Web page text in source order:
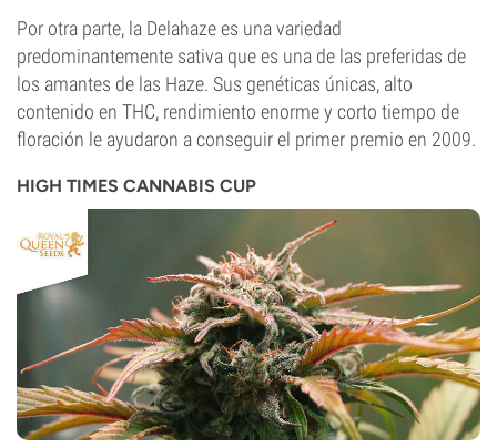
Por otra parte, la Delahaze es una variedad
predominantemente sativa que es una de las preferidas de
los amantes de las Haze. Sus genéticas únicas, alto
contenido en THC, rendimiento enorme y corto tiempo de
floración le ayudaron a conseguir el primer premio en 2009.
HIGH TIMES CANNABIS CUP